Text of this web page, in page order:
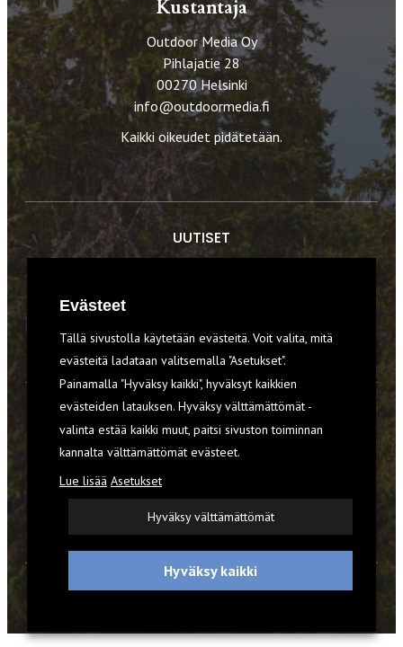
Kustantaja
Outdoor Media Oy
Pihlajatie 28
00270 Helsinki
info@outdoormedia.fi
Kaikki oikeudet pidätetään.
UUTISET
VARUSTEET
TILAA RETKI-LEHTI
YHTEYSTIEDOT
REKISTERISELOSTE
EVÄSTEET
Evästeet
Tällä sivustolla käytetään evästeitä. Voit valita, mitä
evästeitä ladataan valitsemalla "Asetukset".
Painamalla "Hyväksy kaikki", hyväksyt kaikkien
evästeiden latauksen. Hyväksy välttämättömät -
valinta estää kaikki muut, paitsi sivuston toiminnan
kannalta välttämättömät evästeet.
Lue lisää Asetukset
Hyväksy välttämättömät
Hyväksy kaikki